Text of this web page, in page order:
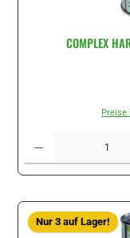
COMPLEX
Preise
Nur 3 auf Lager!